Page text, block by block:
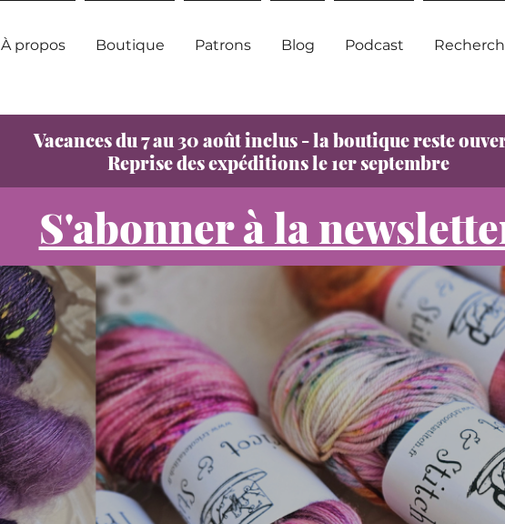
À propos Boutique Patrons Blog Podcast
Vacances du 7 au 30 août inclus - la boutique reste
Reprise des expéditions le 1er septembre
S'abonner à la